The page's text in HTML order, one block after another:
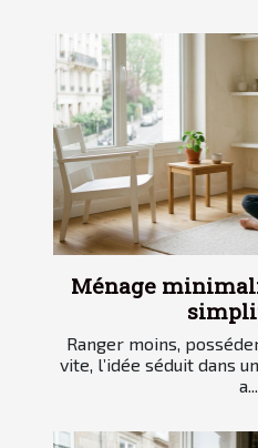
Ménage
Ranger moins,
vite, l’idée séduit dans
a...